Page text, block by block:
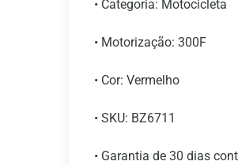
• Categoria: Motocicleta
• Motorização: 300F
• Cor: Vermelho
• SKU: BZ6711
• Garantia de 30 dias